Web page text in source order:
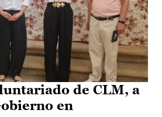
de CLM, a
en